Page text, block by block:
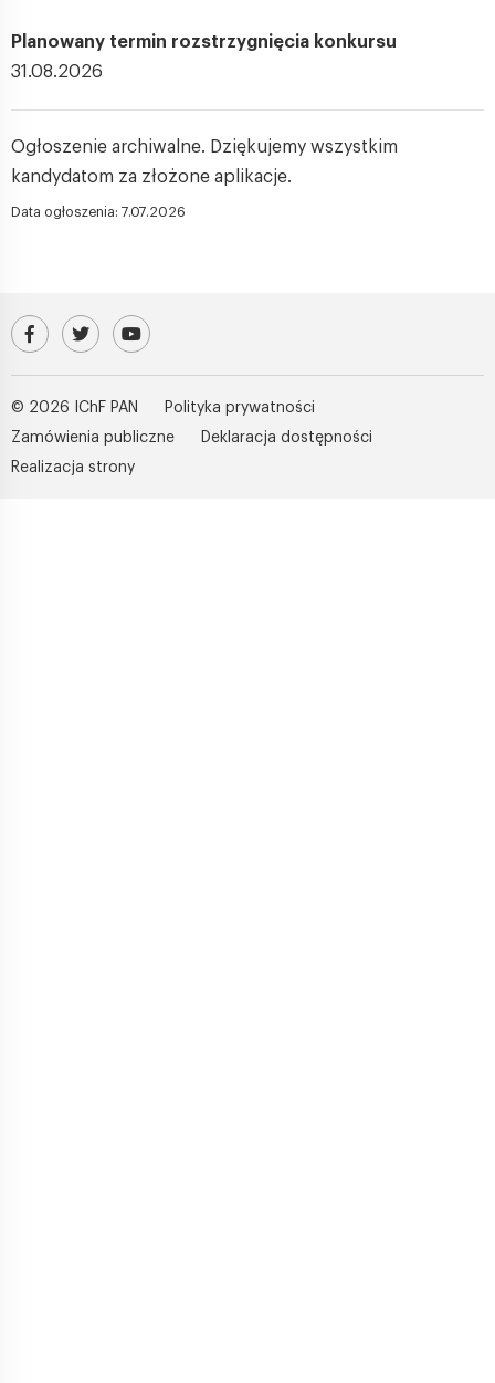
Planowany termin rozstrzygnięcia konkursu
31.08.2026
Ogłoszenie archiwalne. Dziękujemy wszystkim
kandydatom za złożone aplikacje.
Data ogłoszenia: 7.07.2026
Odwiedź nasz profil na Facebooku
Profil IChF PAN na platformie X (Twitter)
Kanał IChF PAN w serwisie YouTube
© 2026 IChF PAN
Polityka prywatności
Zamówienia publiczne
Deklaracja dostępności
Realizacja strony